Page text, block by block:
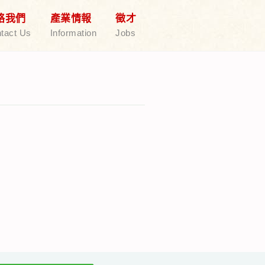
我們
Us
產業情報
Information
徵才
Jobs